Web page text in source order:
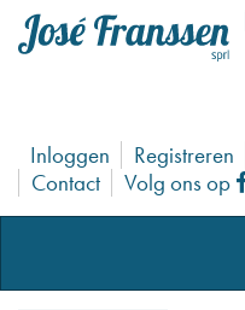
Inloggen Registreren
Contact
Volg ons op